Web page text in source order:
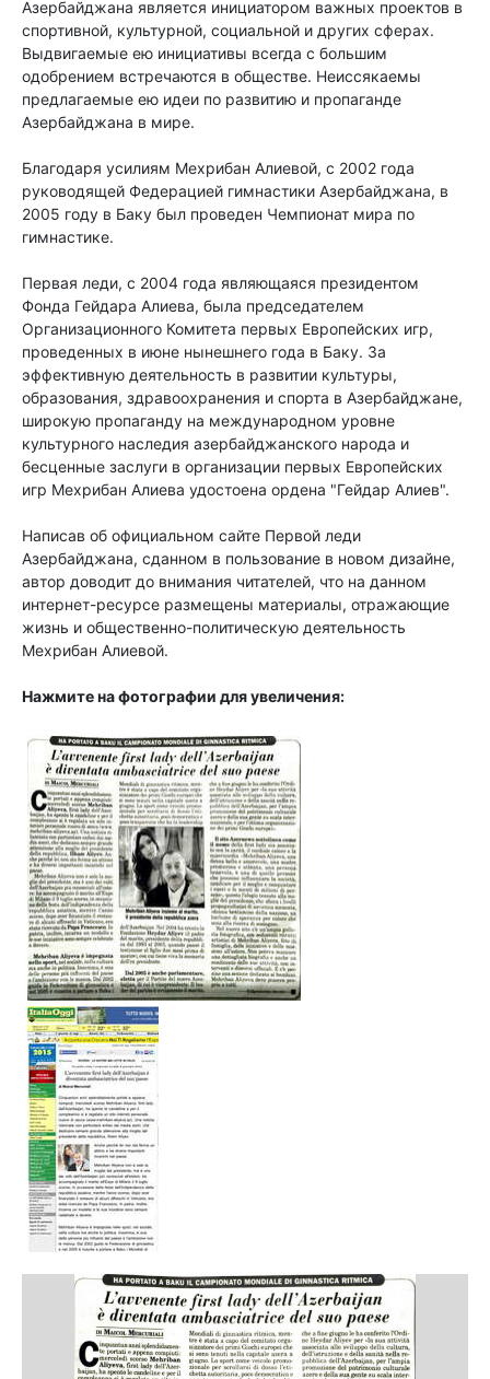
Азербайджана является инициатором важных проектов в
спортивной, культурной, социальной и других сферах.
Выдвигаемые ею инициативы всегда с большим
одобрением встречаются в обществе. Неиссякаемы
предлагаемые ею идеи по развитию и пропаганде
Азербайджана в мире.
Благодаря усилиям Мехрибан Алиевой, с 2002 года
руководящей Федерацией гимнастики Азербайджана, в
2005 году в Баку был проведен Чемпионат мира по
гимнастике.
Первая леди, с 2004 года являющаяся президентом
Фонда Гейдара Алиева, была председателем
Организационного Комитета первых Европейских игр,
проведенных в июне нынешнего года в Баку. За
эффективную деятельность в развитии культуры,
образования, здравоохранения и спорта в Азербайджане,
широкую пропаганду на международном уровне
культурного наследия азербайджанского народа и
бесценные заслуги в организации первых Европейских
игр Мехрибан Алиева удостоена ордена "Гейдар Алиев".
Написав об официальном сайте Первой леди
Азербайджана, сданном в пользование в новом дизайне,
автор доводит до внимания читателей, что на данном
интернет-ресурсе размещены материалы, отражающие
жизнь и общественно-политическую деятельность
Мехрибан Алиевой.
Нажмите на фотографии для увеличения: